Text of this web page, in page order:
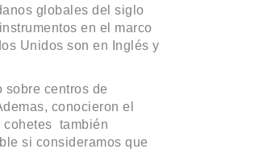
globales del siglo
en el marco
Unidos son en Inglés y
centros de
conocieron el
cohetes también
si consideramos que